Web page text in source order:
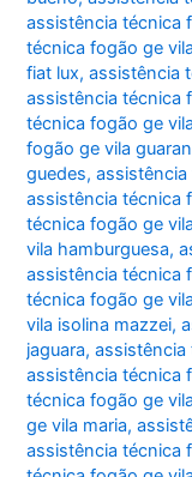
assistência técnica
técnica fogão ge
fiat lux,assistência
assistência técnica
técnica fogão ge
fogão ge vila
guedes,
assistência técnica
técnica fogão ge
vila hamburguesa,
assistência técnica
técnica fogão ge
vila isolina mazzei,
jaguara,assistência
assistência técnica
técnica fogão ge
ge vila maria,
assistência técnica